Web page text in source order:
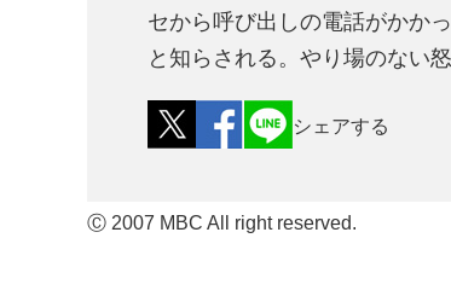
セから呼び出しの電話がかか
と知らされる。やり場のない
シェアする
Ⓒ 2007 MBC All right reserved.